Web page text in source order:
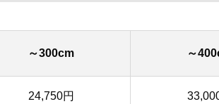
～300cm ～
24,750円